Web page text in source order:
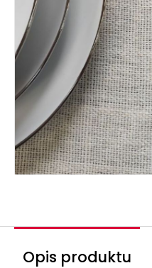
Opis produktu